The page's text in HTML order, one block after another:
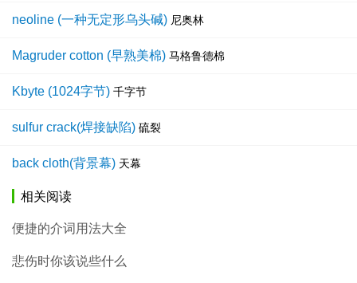
neoline (一种无定形乌头碱) 尼奥林
Magruder cotton (早熟美棉) 马格鲁德棉
Kbyte (1024字节) 千字节
sulfur crack(焊接缺陷) 硫裂
back cloth(背景幕) 天幕
相关阅读
便捷的介词用法大全
悲伤时你该说些什么